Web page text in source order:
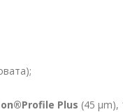
Plus (45 µm),